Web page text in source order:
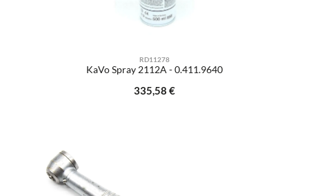
RD11278
KaVo Spray 2112A - 0.411.9640
Regulärer Preis:
335,58 €